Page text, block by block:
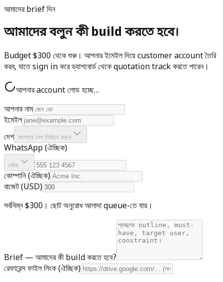
আমাদের brief দিন
আমাদের বলুন কী build করতে হবে।
Budget $300 থেকে শুরু। আপনার ইমেইল দিয়ে customer account তৈরি
করব, যাতে sign in করে ড্যাশবোর্ড থেকে quotation track করতে পারেন।
আপনার account লোড হচ্ছে…
আপনার নাম
ইমেইল
দেশ আপনার দেশ নির্বাচন করুন
WhatsApp (ঐচ্ছিক)
কোড
কোম্পানি (ঐচ্ছিক)
বাজেট (USD)
সর্বনিম্ন $300। ছোট অনুরোধ আলাদা queue-তে যায়।
Brief — আমাদের কী build করতে হবে?
রেফারেন্স ফাইল লিংক (ঐচ্ছিক)